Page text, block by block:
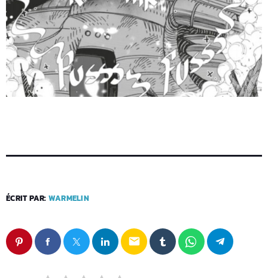
ÉCRIT PAR: WARMELIN
email